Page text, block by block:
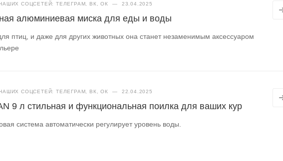
СОЦСЕТЕЙ: ТЕЛЕГРАМ, ВК, ОК — 23.04.2025
алюминиевая миска для еды и воды
птиц, и даже для других животных она станет незаменимым аксессуаром
СОЦСЕТЕЙ: ТЕЛЕГРАМ, ВК, ОК — 22.04.2025
9 л стильная и функциональная поилка для ваших кур
система автоматически регулирует уровень воды.